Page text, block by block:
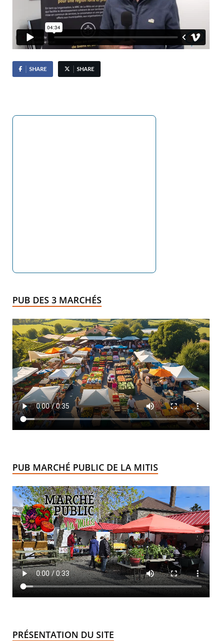
SHARE SHARE
PUB DES 3 MARCHÉS
PUB MARCHÉ PUBLIC DE LA MITIS
PRÉSENTATION DU SITE